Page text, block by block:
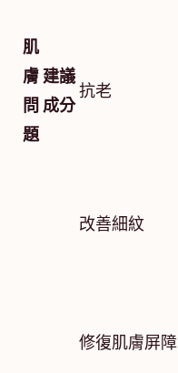
肌
膚
問
題
建議
成分
抗老
改善細紋
修復肌膚屏障